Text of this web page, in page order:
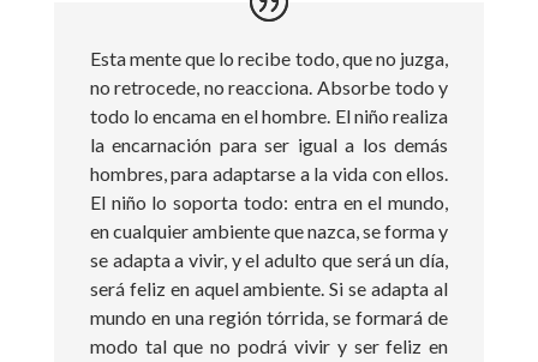
Esta mente que lo recibe todo, que no juzga,
no retrocede, no reacciona. Absorbe todo y
todo lo encama en el hombre. El niño realiza
la encarnación para ser igual a los demás
hombres, para adaptarse a la vida con ellos.
El niño lo soporta todo: entra en el mundo,
en cualquier ambiente que nazca, se forma y
se adapta a vivir, y el adulto que será un día,
será feliz en aquel ambiente. Si se adapta al
mundo en una región tórrida, se formará de
modo tal que no podrá vivir y ser feliz en